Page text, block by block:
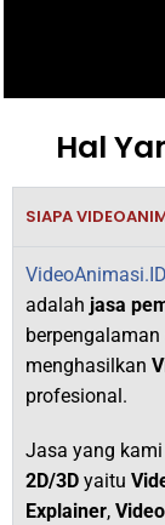
Hal
SIAPA
VideoAnimasi.ID
adalah jasa
menghasilkan V
profesional.
Jasa yang
2D/3D yaitu
Explainer,